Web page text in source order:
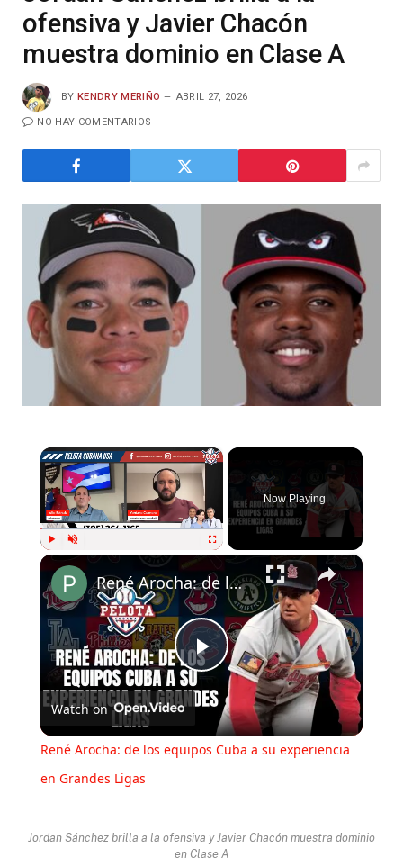
ofensiva y Javier Chacón
muestra dominio en Clase A
BY KENDRY MERIÑO ABRIL 27, 2026
NO HAY COMENTARIOS
×
Now Playing
×
Play
Video
René Arocha: de los equipos Cuba a su experiencia en Grandes Ligas
Watch on
René Arocha: de los equipos Cuba a su experiencia
en Grandes Ligas
Jordan Sánchez brilla a la ofensiva y Javier Chacón muestra dominio
en Clase A